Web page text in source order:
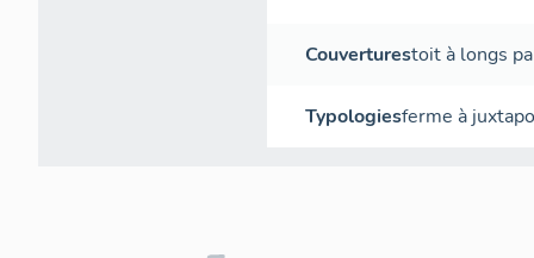
Couverturestoit à longs
Typologiesferme à